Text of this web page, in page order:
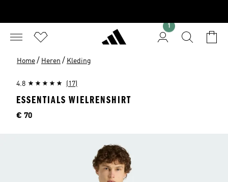
1
Home / Heren / Kleding
4.8 (17)
ESSENTIALS WIELRENSHIRT
Prijs
€ 70